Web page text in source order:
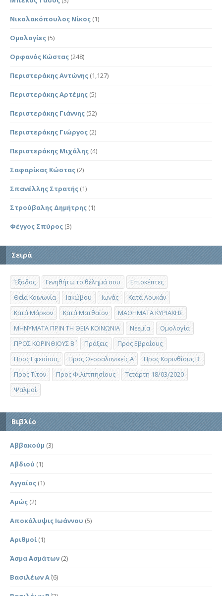
Νικολακόπουλος Νίκος (1)
Ομολογίες (5)
Ορφανός Κώστας (248)
Περιστεράκης Αντώνης (1,127)
Περιστεράκης Αρτέμης (5)
Περιστεράκης Γιάννης (52)
Περιστεράκης Γιώργος (2)
Περιστεράκης Μιχάλης (4)
Σαφαρίκας Κώστας (2)
Σπανέλλης Στρατής (1)
Στρούβαλης Δημήτρης (1)
Φέγγος Σπύρος (3)
Σειρά
Έξοδος Γενηθήτω το θέλημά σου
Επισκέπτες
Θεία Κοινωνία
Ιακώβου Ιωνάς
Κατά Λουκάν
Κατά Μάρκον
Κατά Ματθαίον
ΜΑΘΗΜΑΤΑ ΚΥΡΙΑΚΗΣ
ΜΗΝΥΜΑΤΑ ΠΡΙΝ ΤΗ ΘΕΙΑ ΚΟΙΝΩΝΙΑ
Νεεμία
Ομολογία
ΠΡΟΣ ΚΟΡΙΝΘΙΟΥΣ Β΄
Πράξεις
Προς Εβραίους
Προς Εφεσίους
Προς Θεσσαλονικείς Α΄
Προς Κορινθίους Β'
Προς Τίτον
Προς Φιλιππησίους
Τετάρτη 18/03/2020
Ψαλμοί
Βιβλίο
Αββακούμ (3)
Αβδιού (1)
Αγγαίος (1)
Αμώς (2)
Αποκάλυψις Ιωάννου (5)
Αριθμοί (1)
Άσμα Ασμάτων (2)
Βασιλέων Α΄(6)